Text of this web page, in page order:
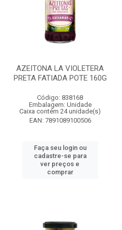
AZEITONA LA VIOLETERA
PRETA FATIADA POTE 160G
Código: 838168
Embalagem: Unidade
Caixa contém 24 unidade(s)
EAN: 7891089100506
Faça seu login ou
cadastre-se para
ver preços e
comprar